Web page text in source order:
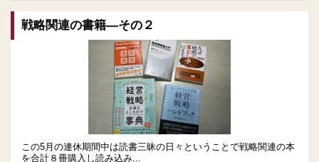
戦略関連の書籍―その２
この5月の連休期間中は読書三昧の日々ということで戦略関連の本
を合計８冊購入し読み込み...